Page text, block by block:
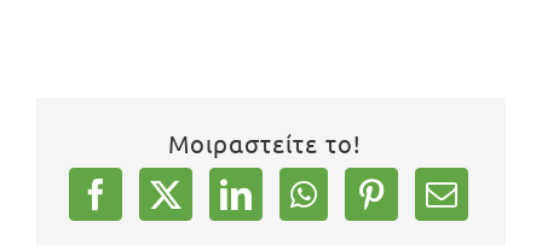
Μοιραστείτε το!